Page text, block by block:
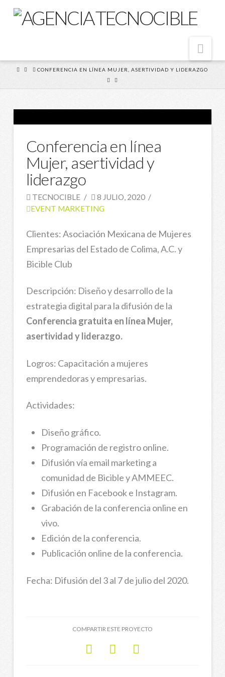
HOMECONFERENCIA EN LÍNEA MUJER, ASERTIVIDAD Y LIDERAZGO
Conferencia en línea
Mujer, asertividad y
liderazgo
TECNOCIBLE
8 JULIO, 2020
EVENT MARKETING
Clientes: Asociación Mexicana de Mujeres
Empresarias del Estado de Colima, A.C. y
Bicible Club
Descripción: Diseño y desarrollo de la
estrategia digital para la difusión de la
Conferencia gratuita en línea Mujer,
asertividad y liderazgo.
Logros: Capacitación a mujeres
emprendedoras y empresarias.
Actividades:
Diseño gráfico.
Programación de registro online.
Difusión vía email marketing a
comunidad de Bicible y AMMEEC.
Difusión en Facebook e Instagram.
Grabación de la conferencia online en
vivo.
Edición de la conferencia.
Publicación online de la conferencia.
Fecha: Difusión del 3 al 7 de julio del 2020.
COMPARTIR ESTE PROYECTO